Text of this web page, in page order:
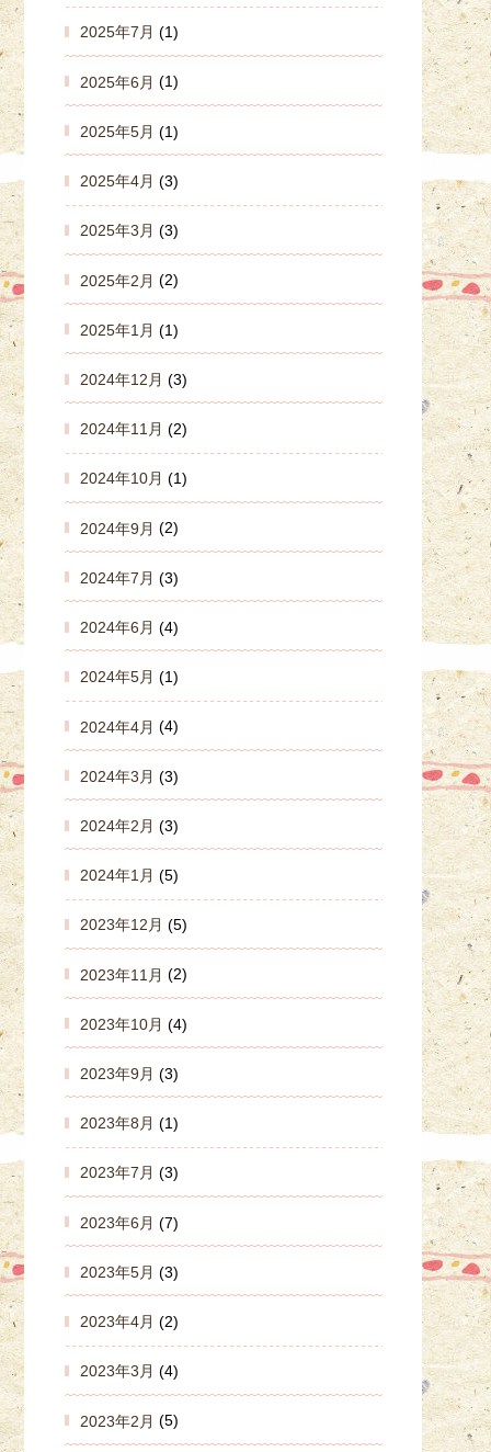
2025年7月 (1)
2025年6月 (1)
2025年5月 (1)
2025年4月 (3)
2025年3月 (3)
2025年2月 (2)
2025年1月 (1)
2024年12月 (3)
2024年11月 (2)
2024年10月 (1)
2024年9月 (2)
2024年7月 (3)
2024年6月 (4)
2024年5月 (1)
2024年4月 (4)
2024年3月 (3)
2024年2月 (3)
2024年1月 (5)
2023年12月 (5)
2023年11月 (2)
2023年10月 (4)
2023年9月 (3)
2023年8月 (1)
2023年7月 (3)
2023年6月 (7)
2023年5月 (3)
2023年4月 (2)
2023年3月 (4)
2023年2月 (5)